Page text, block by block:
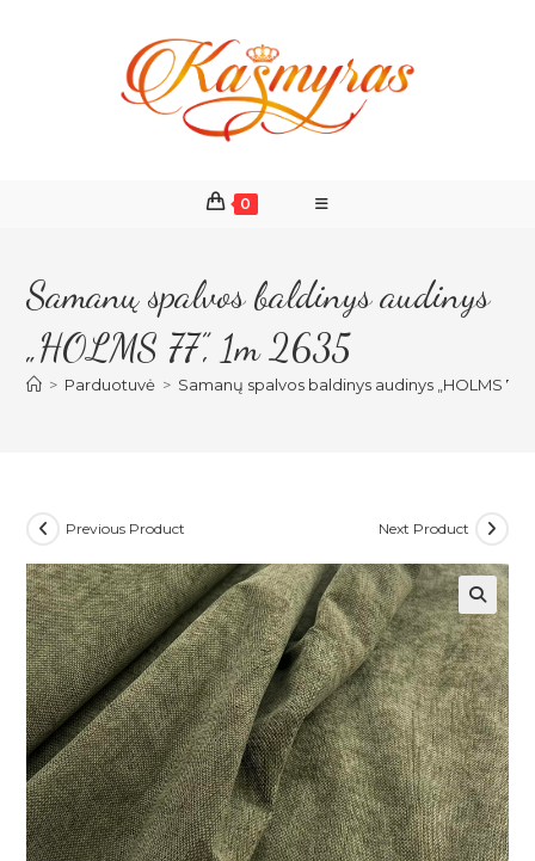
0
Samanų spalvos baldinys audinys
„HOLMS 77”, 1m 2635
> Parduotuvė > Samanų spalvos baldinys audinys „HOLMS 77”,
Previous Product Next Product